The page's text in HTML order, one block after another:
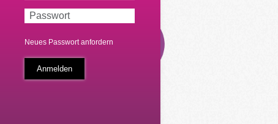
Neues Passwort anfordern